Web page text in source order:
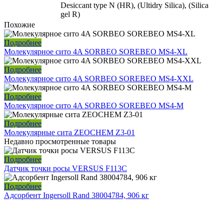
Desiccant type N (HR), (Ultidry Silica), (Silica
gel R)
Похожие
Подробнее
Молекулярное сито 4A SORBEO SOREBEO MS4-XL
Подробнее
Молекулярное сито 4A SORBEO SOREBEO MS4-XXL
Подробнее
Молекулярное сито 4A SORBEO SOREBEO MS4-M
Подробнее
Молекулярные сита ZEOCHEM Z3-01
Недавно просмотренные товары
Подробнее
Датчик точки росы VERSUS F113C
Подробнее
Адсорбент Ingersoll Rand 38004784, 906 кг